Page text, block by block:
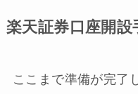
楽天証券口座開設
ここまで準備が完了